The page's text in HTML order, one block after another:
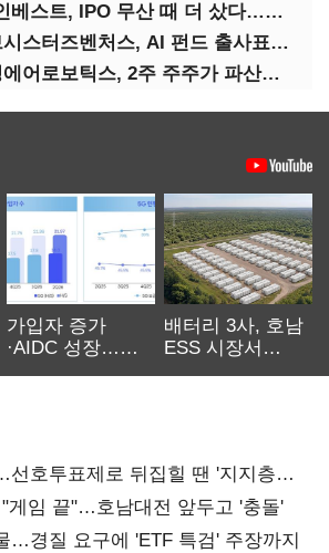
[IB토마토]HB인베스트, IPO 무산 때 더 샀다…마키나락스 투자 2.7배 회수
[IB토마토]데브시스터즈벤처스, AI 펀드 출사표…모회사 경영난 변수
[IB토마토]해성에어로보틱스, 2주 주주가 파산신청…200억 CB 분쟁 확산
가입자 증가
·AIDC 성장…
배터리 3사, 호남
ESS 시장서
호투표제로 뒤집힐 땐 '지지층
게임 끝"…호남대전 앞두고 '충돌'
…경질 요구에 'ETF 특검' 주장까지